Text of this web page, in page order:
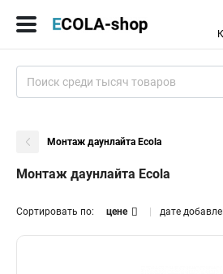
Монтаж даунлайта Ecola
Монтаж даунлайта Ecola
Сортировать по: цене дате